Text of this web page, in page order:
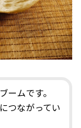
ームです。
つながってい